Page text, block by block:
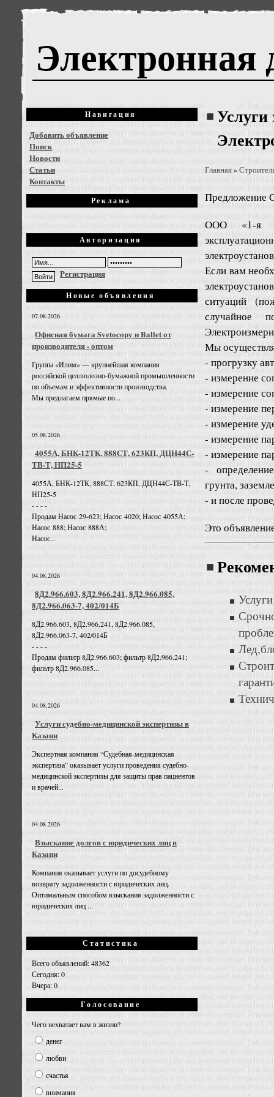
Электронная
Навигация
Добавить объявление
Поиск
Новости
Статьи
Контакты
Реклама
Авторизация
Регистрация
Новые объявления
07.08.2026
Офисная бумага Svetocopy и Ballet от
производителя - оптом
Группа «Илим» — крупнейшая компания
российской целлюлозно-бумажной промышленности
по объемам и эффективности производства.
Мы предлагаем прямые по...
05.08.2026
4055А, БНК-12ТК, 888СТ, 623КП, ДЦН44С-
ТВ-Т, НП25-5
4055А, БНК-12ТК, 888СТ, 623КП, ДЦН44С-ТВ-Т,
НП25-5
- - - -
Продам Насос 29-623; Насос 4020; Насос 4055А;
Насос 888; Насос 888А;
Насос...
04.08.2026
8Д2.966.603, 8Д2.966.241, 8Д2.966.085,
8Д2.966.063-7, 402/014Б
8Д2.966.603, 8Д2.966.241, 8Д2.966.085,
8Д2.966.063-7, 402/014Б
- - - -
Продам фильтр 8Д2.966.603; фильтр 8Д2.966.241;
фильтр 8Д2.966.085...
04.08.2026
Услуги судебно-медицинской экспертизы в
Казани
Экспертная компания “Судебная-медицинская
экспертиза” оказывает услуги проведения судебно-
медицинской экспертизы для защиты прав пациентов
и врачей...
04.08.2026
Взыскание долгов с юридических лиц в
Казани
Компания оказывает услуги по досудебному
возврату задолженности с юридических лиц.
Оптимальным способом взыскания задолженности с
юридических лиц ...
Статистика
Всего объявлений: 48362
Сегодня: 0
Вчера: 0
Голосование
Чего нехватает вам в жизни?
денег
любви
счастья
внимания
Услуги
Главная»
Предложение
ООО «1-я
Если вам
ситуаций
случайное
Мы
- прогрузку
- измерение
- измерение
- измерение
- измерение
- измерение
- измерение
-
грунта,
- и после
Это